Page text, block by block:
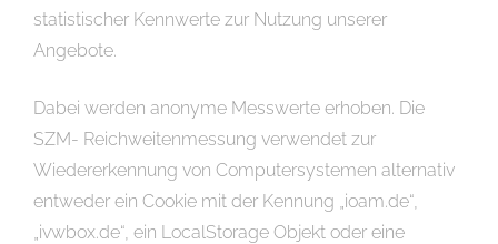
statistischer Kennwerte zur Nutzung unserer
Angebote.
Dabei werden anonyme Messwerte erhoben. Die
SZM- Reichweitenmessung verwendet zur
Wiedererkennung von Computersystemen alternativ
entweder ein Cookie mit der Kennung „ioam.de“,
„ivwbox.de“, ein LocalStorage Objekt oder eine